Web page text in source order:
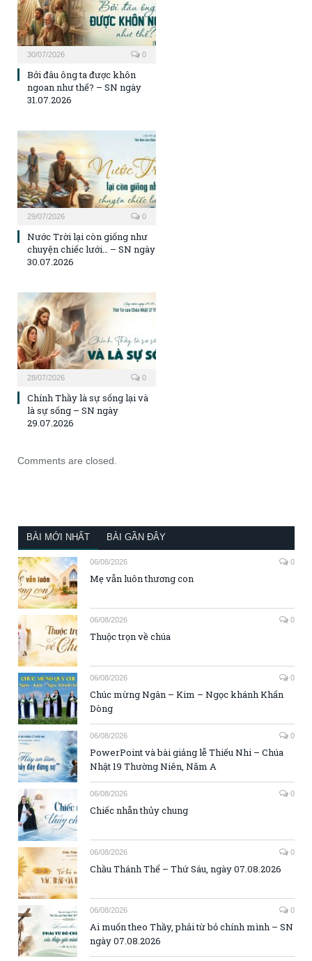
30/07/2026 0
Bởi đâu ông ta được khôn
ngoan như thế? – SN ngày
31.07.2026
29/07/2026 0
Nước Trời lại còn giống như
chuyện chiếc lưới… – SN ngày
30.07.2026
28/07/2026 0
Chính Thầy là sự sống lại và
là sự sống – SN ngày
29.07.2026
Comments are closed.
BÀI MỚI NHẤT BÀI GẦN ĐÂY
06/08/2026 0
Mẹ vẫn luôn thương con
06/08/2026 0
Thuộc trọn về chúa
06/08/2026 0
Chúc mừng Ngân – Kim – Ngọc khánh Khấn
Dòng
06/08/2026 0
PowerPoint và bài giảng lễ Thiếu Nhi – Chúa
Nhật 19 Thường Niên, Năm A
06/08/2026 0
Chiếc nhẫn thủy chung
06/08/2026 0
Chầu Thánh Thể – Thứ Sáu, ngày 07.08.2026
06/08/2026 0
Ai muốn theo Thầy, phải từ bỏ chính mình – SN
ngày 07.08.2026